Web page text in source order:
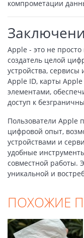
компрометации
Apple - это не
создатель целой
устройства,
Apple ID, карты
элементами,
доступ к
Пользователи Apple
цифровой опыт,
устройствами и
удобные
совместной работы.
уникальной и
ПОХОЖИЕ